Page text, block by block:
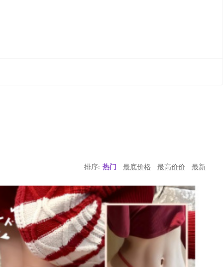
排序: 热门 最底价格 最高价价 最新